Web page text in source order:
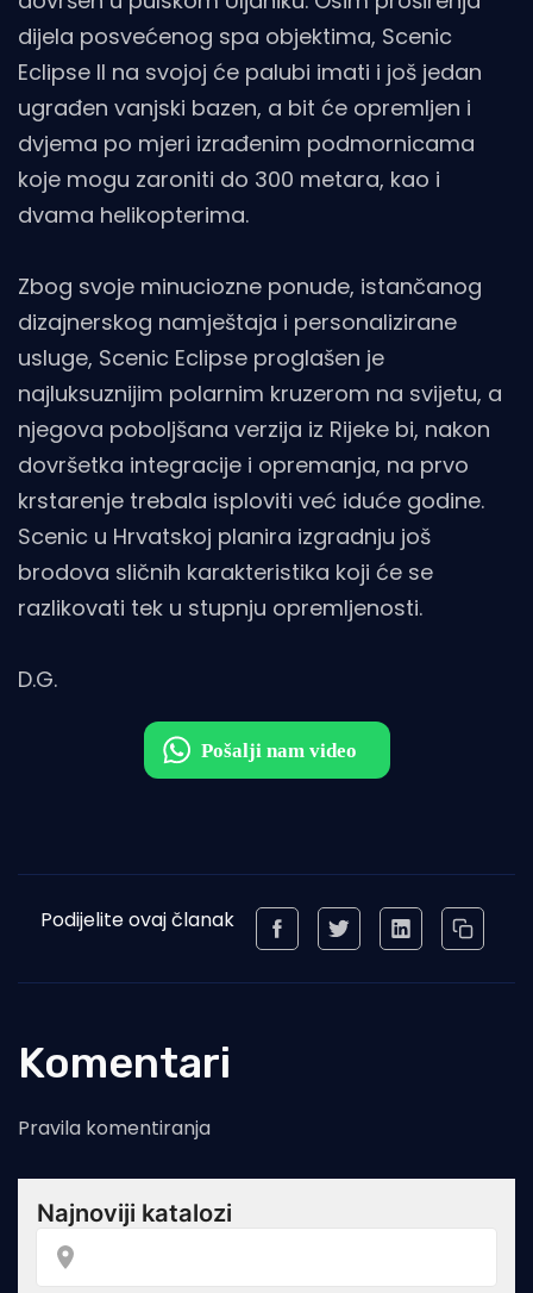
dijela posvećenog spa objektima, Scenic
Eclipse II na svojoj će palubi imati i još jedan
ugrađen vanjski bazen, a bit će opremljen i
dvjema po mjeri izrađenim podmornicama
koje mogu zaroniti do 300 metara, kao i
dvama helikopterima.
Zbog svoje minuciozne ponude, istančanog
dizajnerskog namještaja i personalizirane
usluge, Scenic Eclipse proglašen je
najluksuznijim polarnim kruzerom na svijetu, a
njegova poboljšana verzija iz Rijeke bi, nakon
dovršetka integracije i opremanja, na prvo
krstarenje trebala isploviti već iduće godine.
Scenic u Hrvatskoj planira izgradnju još
brodova sličnih karakteristika koji će se
razlikovati tek u stupnju opremljenosti.
D.G.
Podijelite ovaj članak
Komentari
Pravila komentiranja